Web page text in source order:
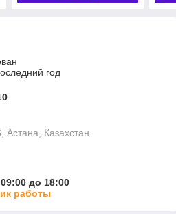
год
Казахстан
до 18:00
работы